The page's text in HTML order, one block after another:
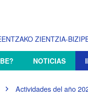
ZIENTZIA-
NOTICIAS
Actividades del año